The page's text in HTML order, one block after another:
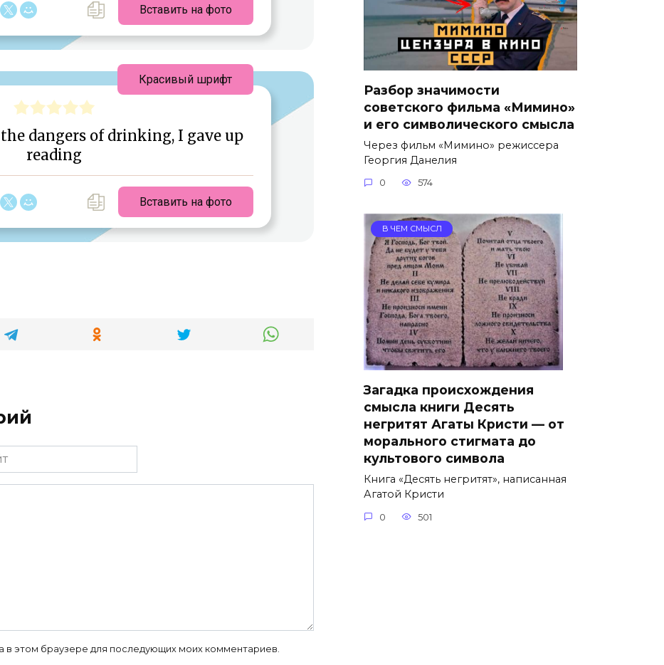
Вставить на фото
dangers of drinking, I gave up
reading
Вставить на фото
Красивый шрифт
в этом браузере для последующих моих комментариев.
Разбор значимости
советского фильма «Мимино»
и его символического смысла
Через фильм «Мимино» режиссера
Георгия Данелия
0 574
В ЧЕМ СМЫСЛ
Загадка происхождения
смысла книги Десять
негритят Агаты Кристи — от
морального стигмата до
культового символа
Книга «Десять негритят», написанная
Агатой Кристи
0 501